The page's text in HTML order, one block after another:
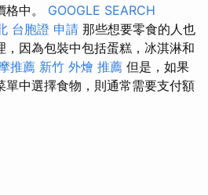
中。 GOOGLE SEARCH
台胞證 申請 那些想要零食的人也
，因為包裝中包括蛋糕，冰淇淋和
推薦 新竹 外燴 推薦 但是，如果
單中選擇食物，則通常需要支付額